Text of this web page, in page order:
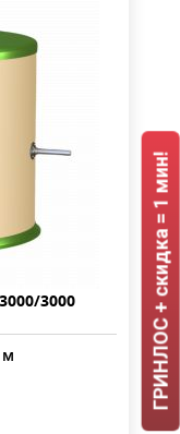
3000
м
ГРИНЛОС + скидка = 1 мин!